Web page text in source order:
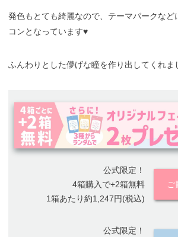
発色もとても綺麗なので、テーマパークなど
コンとなっています♥
ふんわりとした儚げな瞳を作り出してくれま
公式限定！
4箱購入で+2箱無料
1箱あたり約1,247円(税込)
公式限定！